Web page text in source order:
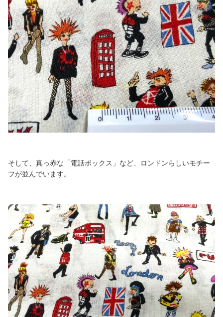
そして、真っ赤な「電話ボックス」など、ロンドンらしいモチー
フが並んでいます。